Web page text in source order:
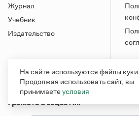
Журнал
Учебник
Издательство
Грамота в соцсетях
На сайте используются файлы куки
Продолжая использовать сайт, вы
принимаетеусловия